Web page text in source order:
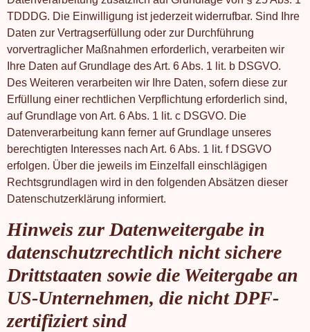
TDDDG. Die Einwilligung ist jederzeit widerrufbar. Sind Ihre
Daten zur Vertragserfüllung oder zur Durchführung
vorvertraglicher Maßnahmen erforderlich, verarbeiten wir
Ihre Daten auf Grundlage des Art. 6 Abs. 1 lit. b DSGVO.
Des Weiteren verarbeiten wir Ihre Daten, sofern diese zur
Erfüllung einer rechtlichen Verpflichtung erforderlich sind,
auf Grundlage von Art. 6 Abs. 1 lit. c DSGVO. Die
Datenverarbeitung kann ferner auf Grundlage unseres
berechtigten Interesses nach Art. 6 Abs. 1 lit. f DSGVO
erfolgen. Über die jeweils im Einzelfall einschlägigen
Rechtsgrundlagen wird in den folgenden Absätzen dieser
Datenschutzerklärung informiert.
Hinweis zur Datenweitergabe in
datenschutzrechtlich nicht sichere
Drittstaaten sowie die Weitergabe an
US-Unternehmen, die nicht DPF-
zertifiziert sind